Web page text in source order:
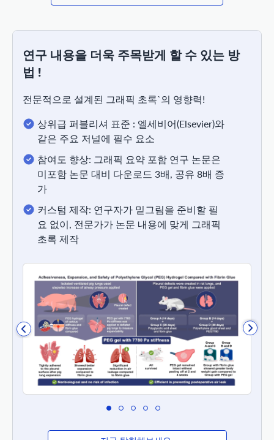
연구 내용을 더욱 주목받게 할 수 있는 방
법 !
전문적으로 설계된 그래픽 초록`의 영향력!
상위급 퍼블리셔 표준 : 엘세비어(Elsevier)와
같은 주요 저널에 필수 요소
참여도 향상: 그래픽 요약 포함 연구 논문은
미포함 논문 대비 다운로드 3배, 공유 8배 증
가
커스텀 제작: 연구자가 밑그림을 준비할 필
요 없이, 전문가가 논문 내용에 맞게 그래픽
초록 제작